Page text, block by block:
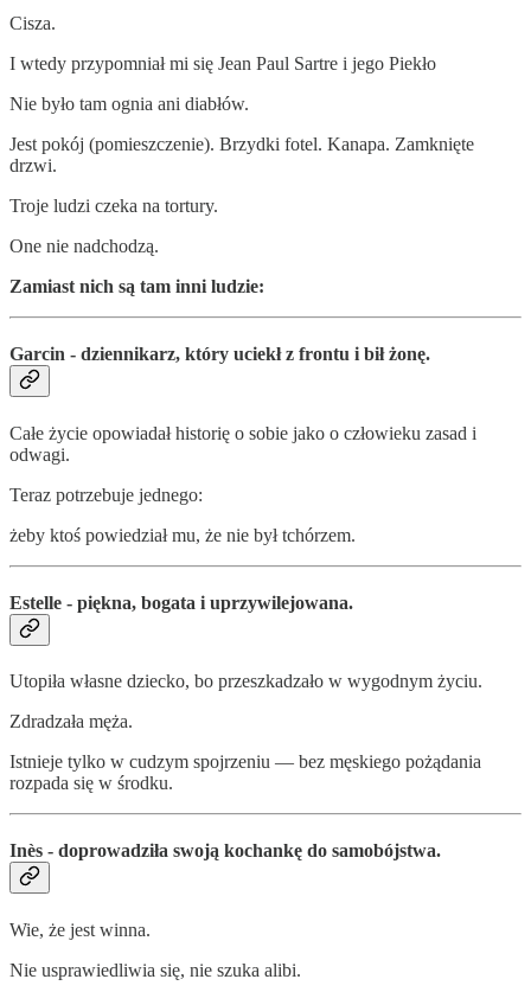
Cisza.
I wtedy przypomniał mi się Jean Paul Sartre i jego Piekło
Nie było tam ognia ani diabłów.
Jest pokój (pomieszczenie). Brzydki fotel. Kanapa. Zamknięte
drzwi.
Troje ludzi czeka na tortury.
One nie nadchodzą.
Zamiast nich są tam inni ludzie:
Garcin - dziennikarz, który uciekł z frontu i bił żonę.
Całe życie opowiadał historię o sobie jako o człowieku zasad i
odwagi.
Teraz potrzebuje jednego:
żeby ktoś powiedział mu, że nie był tchórzem.
Estelle - piękna, bogata i uprzywilejowana.
Utopiła własne dziecko, bo przeszkadzało w wygodnym życiu.
Zdradzała męża.
Istnieje tylko w cudzym spojrzeniu — bez męskiego pożądania
rozpada się w środku.
Inès - doprowadziła swoją kochankę do samobójstwa.
Wie, że jest winna.
Nie usprawiedliwia się, nie szuka alibi.